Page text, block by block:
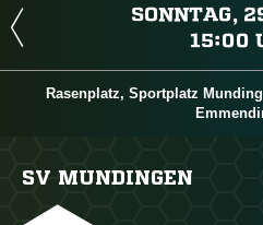


Rasenplatz, Sportplatz
SV MUNDINGEN